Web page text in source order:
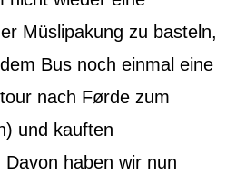
Müslipakung zu basteln,
Bus noch einmal eine
nach Førde zum
und kauften
Davon haben wir nun